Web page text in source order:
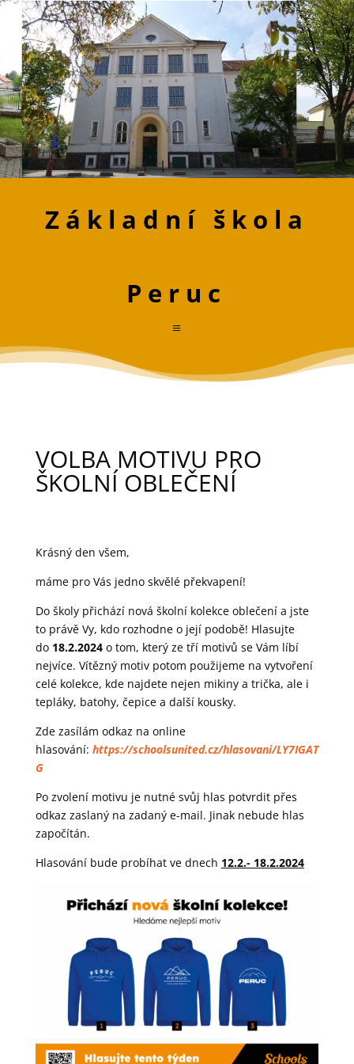
Základní škola
Peruc
VOLBA MOTIVU PRO
ŠKOLNÍ OBLEČENÍ
Krásný den všem,
máme pro Vás jedno skvělé překvapení!
Do školy přichází nová školní kolekce oblečení a jste
to právě Vy, kdo rozhodne o její podobě! Hlasujte
do 18.2.2024o tom, který ze tří motivů se Vám líbí
nejvíce. Vítězný motiv potom použijeme na vytvoření
celé kolekce, kde najdete nejen mikiny a trička, ale i
tepláky, batohy, čepice a další kousky.
Zde zasílám odkaz na online
hlasování: https://schoolsunited.cz/hlasovani/LY7IGAT
G
Po zvolení motivu je nutné svůj hlas potvrdit přes
odkaz zaslaný na zadaný e-mail. Jinak nebude hlas
započítán.
Hlasování bude probíhat ve dnech 12.2.- 18.2.2024